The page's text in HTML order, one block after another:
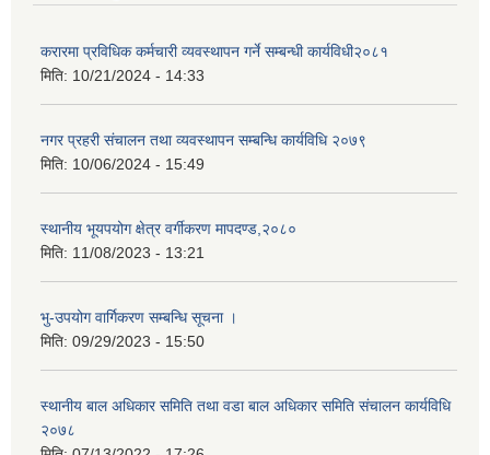
करारमा प्रविधिक कर्मचारी व्यवस्थापन गर्ने सम्बन्धी कार्यविधी२०८१
मिति: 10/21/2024 - 14:33
नगर प्रहरी संचालन तथा व्यवस्थापन सम्बन्धि कार्यविधि २०७९
मिति: 10/06/2024 - 15:49
स्थानीय भूयपयोग क्षेत्र वर्गीकरण मापदण्ड,२०८०
मिति: 11/08/2023 - 13:21
भु-उपयोग वार्गिकरण सम्बन्धि सूचना ।
मिति: 09/29/2023 - 15:50
स्थानीय बाल अधिकार समिति तथा वडा बाल अधिकार समिति संचालन कार्यविधि
२०७८